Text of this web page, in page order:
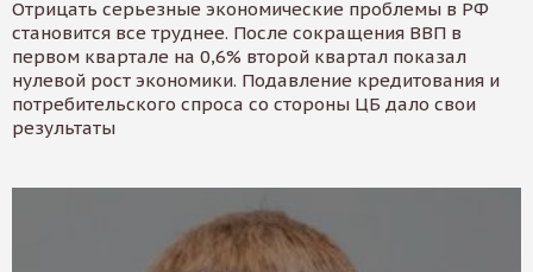
Отрицать серьезные экономические проблемы в РФ
становится все труднее. После сокращения ВВП в
первом квартале на 0,6% второй квартал показал
нулевой рост экономики. Подавление кредитования и
потребительского спроса со стороны ЦБ дало свои
результаты